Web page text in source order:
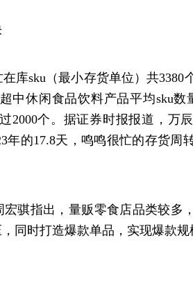
库sku（最小存货单位）共3380
中休闲食品饮料产品平均sku
2000个。据证券时报报道，万
年的17.8天，鸣鸣很忙的存货周
骐指出，量贩零食店品类较多
同时打造爆款单品，实现爆款规